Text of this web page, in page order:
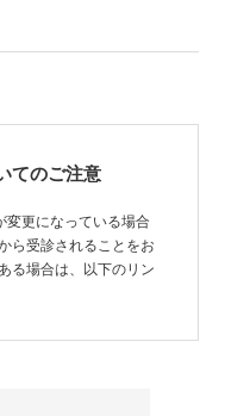
てのご注意
変更になっている場合
ら受診されることをお
る場合は、以下のリン